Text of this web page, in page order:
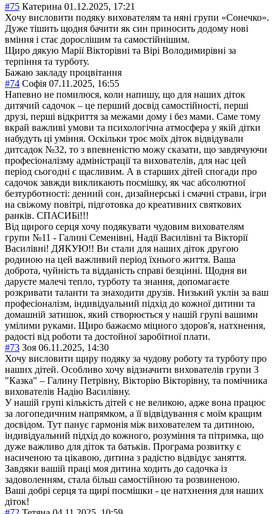
#75 Катерина 01.12.2025, 17:21
Хочу висловити подяку вихователям та няні групи «Сонечко».
Дуже тішить щодня бачити як син приносить додому нові
вміння і стає дорослішим та самостійнішим.
Щиро дякую Марії Вікторівні та Вірі Володимирівні за
терпіння та турботу.
Бажаю закладу процвітання
#74 Софія 07.11.2025, 16:55
Напевно не помилюся, коли напишу, що для наших діток
дитячий садочок – це перший досвід самостійності, перші
друзі, перші відкриття за межами дому і без мами. Саме тому
вкрай важливі умови та психологічна атмосфера у якій дітки
набудуть ці уміння. Оскільки троє моїх діток відвідували
дитсадок №32, то з впевненістю можу сказати, що завдячуючи
професіоналізму адміністрації та вихователів, для нас цей
період сьогодні є щасливим. А в старших дітей спогади про
садочок завжди викликають посмішку, як час абсолютної
безтурботності: денний сон, дизайнерські і смачні страви, ігри
на свіжому повітрі, підготовка до креативних святкових
ранків. СПАСИБі!!!
Від щирого серця хочу подякувати чудовим вихователям
групи №11 - Галині Семенівні, Надії Василівні та Вікторії
Василівні! ДЯКУЮ!! Ви стали для наших діток другою
родиною на цей важливий період їхнього життя. Ваша
доброта, чуйність та відданість справі безцінні. Щодня ви
даруєте малечі тепло, турботу та знання, допомагаєте
розкривати таланти та знаходити друзів. Низький уклін за ваш
професіоналізм, індивідуальний підхід до кожної дитини та
домашній затишок, який створюється у нашій групі вашими
умілими руками. Щиро бажаємо міцного здоров'я, натхнення,
радості від роботи та достойної заробітної плати.
#73 Зоя 06.11.2025, 14:30
Хочу висловити щиру подяку за чудову роботу та турботу про
наших дітей. Особливо хочу відзначити вихователів групи 3
"Казка" – Галину Петрівну, Вікторію Вікторівну, та помічника
вихователів Надію Василівну.
У нашій групі кількість дітей є не великою, адже вона працює
за логопедичним напрямком, а її відвідування є моїм кращим
досвідом. Тут панує гармонія між вихователем та дитиною,
індивідуальний підхід до кожного, розуміння та пітримка, що
дуже важливо для діток та батьків. Програма розвитку є
насиченою та цікавою, дитина з радістю відвідує заняття.
Завдяки вашій праці моя дитина ходить до садочка із
задоволенням, стала більш самостійною та розвиненою.
Ваші добрі серця та щирі посмішки - це натхнення для наших
діток!